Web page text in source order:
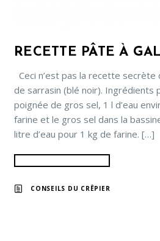
RECETTE PÂTE À
Ceci n’est pas la recette
de sarrasin (blé noir). Ingrédients
poignée de gros sel, 1 l d’eau
farine et le gros sel dans la
litre d’eau pour 1 kg de farine. […]
CONSEILS DU CRÊPIER